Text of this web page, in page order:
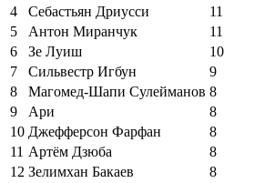
4
Себастьян Дриусси
11
5
Антон Миранчук
11
6
Зе Луиш
10
7
Сильвестр Игбун
9
8
Магомед-Шапи Сулейманов 8
9
Ари
8
10 Джефферсон Фарфан
8
11 Артём Дзюба
8
12 Зелимхан Бакаев
8